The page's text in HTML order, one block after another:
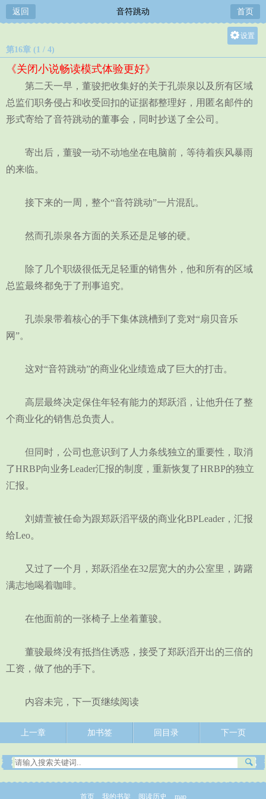
返回 音符跳动 首页
设置
中
小
第16章 (1 / 4)
《关闭小说畅读模式体验更好》
第二天一早，董骏把收集好的关于孔崇泉以及所有区域
总监们职务侵占和收受回扣的证据都整理好，用匿名邮件的
形式寄给了音符跳动的董事会，同时抄送了全公司。
寄出后，董骏一动不动地坐在电脑前，等待着疾风暴雨
的来临。
接下来的一周，整个“音符跳动”一片混乱。
然而孔崇泉各方面的关系还是足够的硬。
除了几个职级很低无足轻重的销售外，他和所有的区域
总监最终都免于了刑事追究。
孔崇泉带着核心的手下集体跳槽到了竞对“扇贝音乐
网”。
这对“音符跳动”的商业化业绩造成了巨大的打击。
高层最终决定保住年轻有能力的郑跃滔，让他升任了整
个商业化的销售总负责人。
但同时，公司也意识到了人力条线独立的重要性，取消
了HRBP向业务Leader汇报的制度，重新恢复了HRBP的独立
汇报。
刘婧萱被任命为跟郑跃滔平级的商业化BPLeader，汇报
给Leo。
又过了一个月，郑跃滔坐在32层宽大的办公室里，踌躇
满志地喝着咖啡。
在他面前的一张椅子上坐着董骏。
董骏最终没有抵挡住诱惑，接受了郑跃滔开出的三倍的
工资，做了他的手下。
内容未完，下一页继续阅读
上一章 加书签 回目录 下一页
首页 我的书架 阅读历史 map